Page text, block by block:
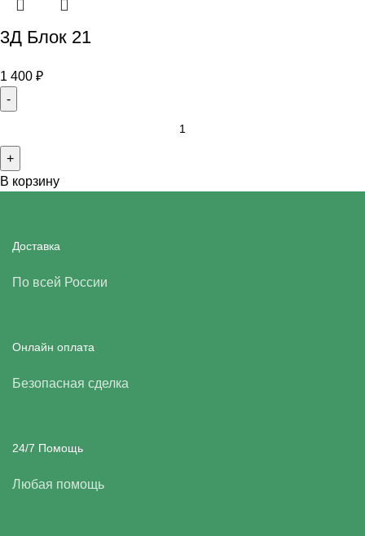
3Д Блок 21
1 400 ₽
В корзину
Доставка
По всей России
Онлайн оплата
Безопасная сделка
24/7 Помощь
Любая помощь